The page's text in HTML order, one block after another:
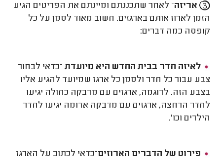
אריזה– לאחר שתכננתם ומיינתם את הפריטים הגיע
הזמן לארוז אותם בארגזים. חשוב מאוד לסמן על כל
קופסה כמה דברים:
לאיזה חדר בבית החדש היא מיועדת –כדאי לבחור
צבע עבור כל חדר ולסמן כל ארגז שמיועד להגיע אליו
בצבע הזה. לדוגמה, ארגזים עם מדבקה כחולה יגיעו
לחדר הרחצה, ארגזים עם מדבקה אדומה יגיעו לחדר
הילדים וכו'.
פירוט של הדברים הארוזים–כדאי לכתוב על הארגז